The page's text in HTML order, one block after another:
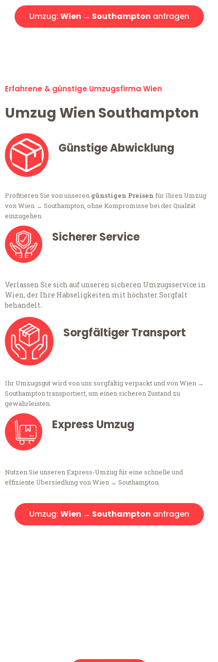
Umzug: Wien → Southampton anfragen
Erfahrene & günstige Umzugsfirma Wien
Umzug Wien Southampton
Günstige Abwicklung
Profitieren Sie von unseren günstigen Preisen für Ihren Umzug
von Wien → Southampton, ohne Kompromisse bei der Qualität
einzugehen.
Sicherer Service
Verlassen Sie sich auf unseren sicheren Umzugsservice in
Wien, der Ihre Habseligkeiten mit höchster Sorgfalt
behandelt.
Sorgfältiger Transport
Ihr Umzugsgut wird von uns sorgfältig verpackt und von Wien →
Southampton transportiert, um einen sicheren Zustand zu
gewährleisten.
Express Umzug
Nutzen Sie unseren Express-Umzug für eine schnelle und
effiziente Übersiedlung von Wien → Southampton.
Umzug: Wien → Southampton anfragen